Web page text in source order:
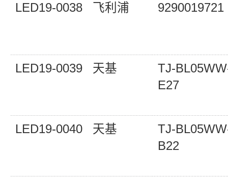
LED19-0038 飞利浦 9290019721
LED19-0039 天基
TJ-
E27
LED19-0040 天基
TJ-
B22